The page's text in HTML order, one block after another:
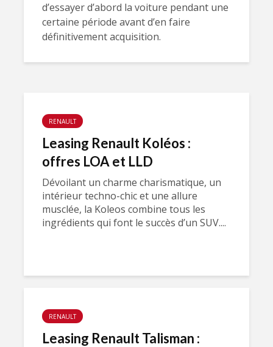
d’essayer d’abord la voiture pendant une
certaine période avant d’en faire
définitivement acquisition.
RENAULT
Leasing Renault Koléos :
offres LOA et LLD
Dévoilant un charme charismatique, un
intérieur techno-chic et une allure
musclée, la Koleos combine tous les
ingrédients qui font le succès d’un SUV....
RENAULT
Leasing Renault Talisman :